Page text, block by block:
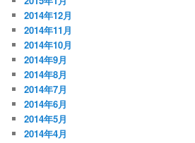
2014年12月
2014年11月
2014年10月
2014年9月
2014年8月
2014年7月
2014年6月
2014年5月
2014年4月